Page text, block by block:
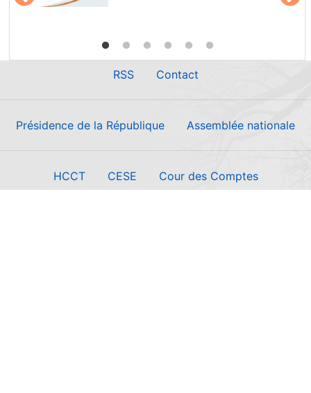
RSS Contact
Présidence de la République Assemblée nationale
HCCT CESE Cour des Comptes